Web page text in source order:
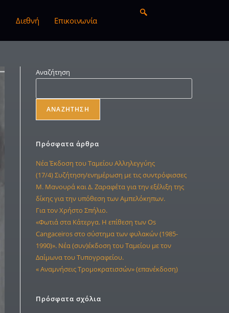
Διεθνή Επικοινωνία
Αναζήτηση
ΑΝΑΖΉΤΗΣΗ
Πρόσφατα άρθρα
Νέα Έκδοση του Ταμείου Αλληλεγγύης
(17/4) Συζήτηση/ενημέρωση με τις συντρόφισσες
Μ. Μανουρά και Δ. Ζαραφέτα για την εξέλιξη της
δίκης για την υπόθεση των Αμπελόκηπων.
Για τον Χρήστο Σπήλιο.
«Φωτιά στα Κάτεργα. Η επίθεση των Os
Cangaceiros στο σύστημα των φυλακών (1985-
1990)». Νέα (συν)έκδοση του Ταμείου με τον
Δαίμωνα του Τυπογραφείου.
« Αναμνήσεις Τρομοκρατισσών» (επανέκδοση)
Πρόσφατα σχόλια